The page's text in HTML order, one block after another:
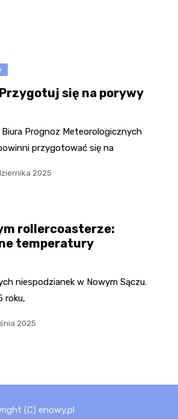
się na porywy
Prognoz Meteorologicznych
przygotować się na
2025
rollercoasterze:
temperatury
niespodzianek w Nowym Sączu.
roku,
2025
(C) enowy.pl